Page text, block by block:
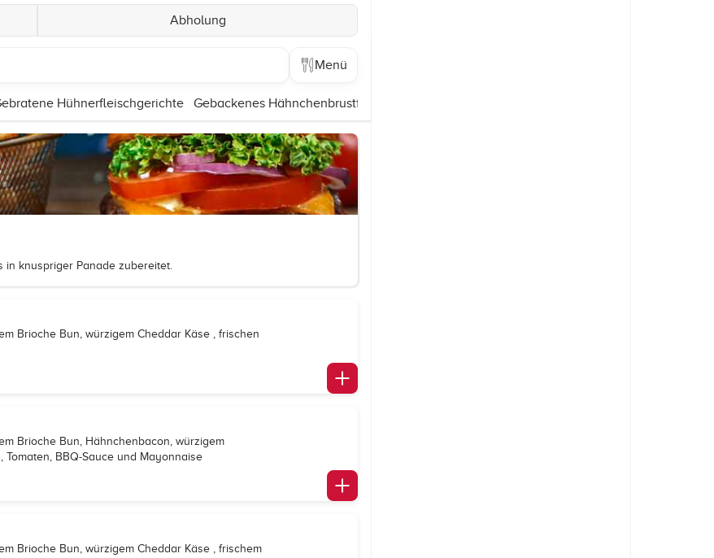
Abholung
Menü
Hühnerfleischgerichte Gebackenes Hähnchenbrustfilet
in knuspriger Panade zubereitet.
Brioche Bun, würzigem Cheddar Käse , frischen
Brioche Bun, Hähnchenbacon, würzigem
BBQ-Sauce und Mayonnaise
Brioche Bun, würzigem Cheddar Käse , frischem